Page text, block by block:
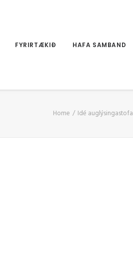
FYRIRTÆKIÐ HAFA SAMBAND
Home Idé auglýsingastofa